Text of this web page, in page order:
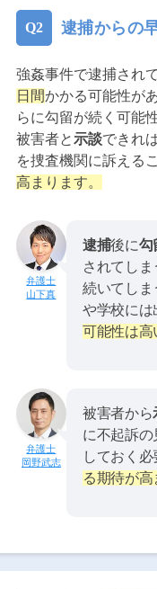
逮捕からの
強姦事件で逮捕され
日間かかる可能性が
らに勾留が続く可能
被害者と示談できれ
を捜査機関に訴える
高まります。
山下真
逮捕後に勾
されてし
続いてしま
や学校には
可能性は高
岡野武志
被害者から
に不起訴
しておく
る期待が高